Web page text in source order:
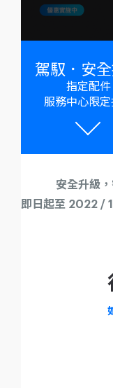
駕馭．安
指定配件
服務中心限
!
安全升級
即日起至 2022 /